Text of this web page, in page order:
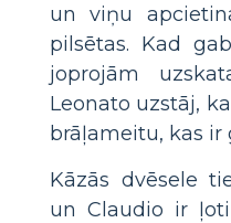
un viņu
pilsētas. Kad
joprojām
Leonato uzstāj,
brāļameitu, kas ir
Kāzās dvēsele
un Claudio ir